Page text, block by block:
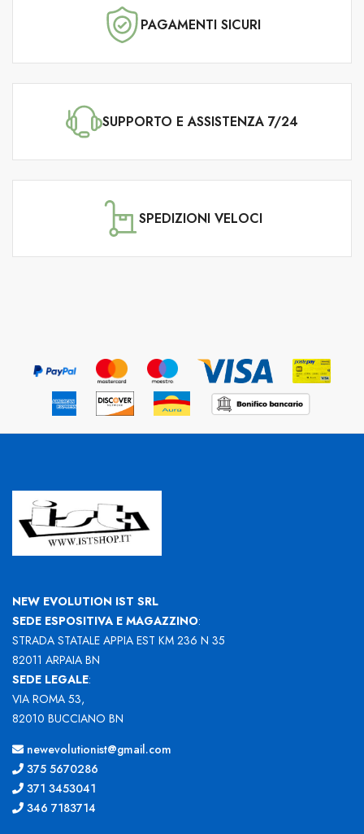
PAGAMENTI SICURI
SUPPORTO E ASSISTENZA 7/24
SPEDIZIONI VELOCI
NEW EVOLUTION IST SRL
SEDE ESPOSITIVA E MAGAZZINO:
STRADA STATALE APPIA EST KM 236 N 35
82011 ARPAIA BN
SEDE LEGALE:
VIA ROMA 53,
82010 BUCCIANO BN
newevolutionist@gmail.com
375 5670286
371 3453041
346 7183714